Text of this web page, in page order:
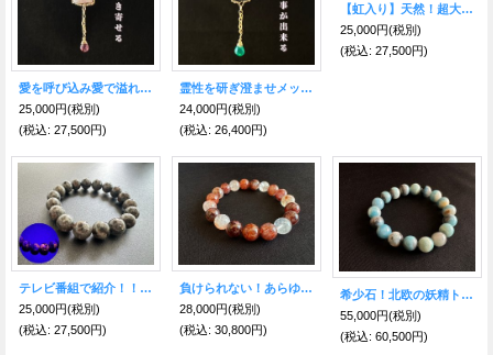
愛を呼び込み愛で溢れる人生を引き寄せるピンクトルマリン＆ストロベリークオーツ〜世界に一つだけのスピリチュアルジュエリー〜
25,000円(税別)
(税込: 27,500円)
霊性を研ぎ澄ませメッセージを受け取る事が出来るブルー＆グリーン トルマリン&水晶 〜世界に一つだけのスピリチュアルジュエリー〜
24,000円(税別)
(税込: 26,400円)
【虹入り】天然！超大玉！最高の浄化力！大玉天然水晶AAA16ミリ珠ブレスレット
25,000円(税別)
(税込: 27,500円)
テレビ番組で紹介！！闇夜で光る！霊や悪意を強力にブロック！ユーパーライト 12mm
25,000円(税別)
(税込: 27,500円)
負けられない！あらゆる事に勝ちをもたらす！ラスティレッド水晶
28,000円(税別)
(税込: 30,800円)
希少石！北欧の妖精トロール石 強い波動！特別な霊性を持つ高次元石トロレアイト
55,000円(税別)
(税込: 60,500円)